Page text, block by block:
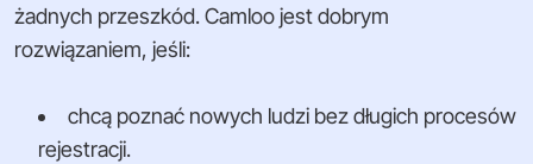
żadnych przeszkód. Camloo jest dobrym
rozwiązaniem, jeśli:
chcą poznać nowych ludzi bez długich procesów
rejestracji.